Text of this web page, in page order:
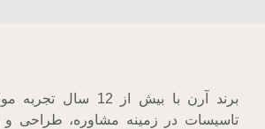
برند آرن با بیش از
تاسیسات در زمینه مشاوره، طراحی و